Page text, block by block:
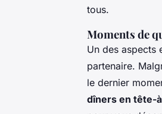
tous.
Moments de
Un des aspects
partenaire.
le dernier
dîners en tête-